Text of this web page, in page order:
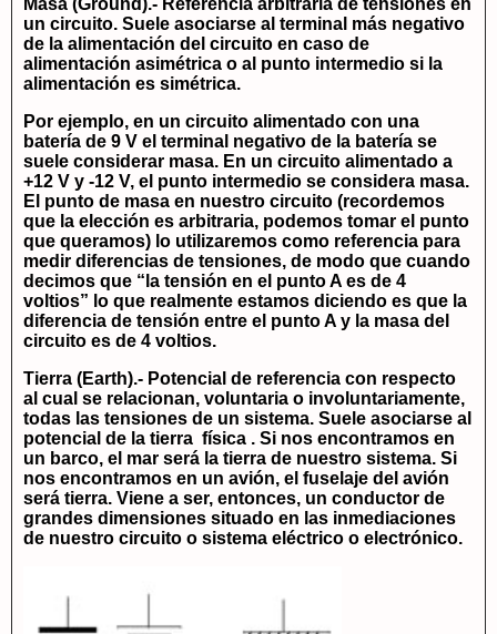
Masa (Ground).- Referencia arbitraria de tensiones en
un circuito. Suele asociarse al terminal más negativo
de la alimentación del circuito en caso de
alimentación asimétrica o al punto intermedio si la
alimentación es simétrica.
Por ejemplo, en un circuito alimentado con una
batería de 9 V el terminal negativo de la batería se
suele considerar masa. En un circuito alimentado a
+12 V y -12 V, el punto intermedio se considera masa.
El punto de masa en nuestro circuito (recordemos
que la elección es arbitraria, podemos tomar el punto
que queramos) lo utilizaremos como referencia para
medir diferencias de tensiones, de modo que cuando
decimos que “la tensión en el punto A es de 4
voltios” lo que realmente estamos diciendo es que la
diferencia de tensión entre el punto A y la masa del
circuito es de 4 voltios.
Tierra (Earth).- Potencial de referencia con respecto
al cual se relacionan, voluntaria o involuntariamente,
todas las tensiones de un sistema. Suele asociarse al
potencial de la tierra física . Si nos encontramos en
un barco, el mar será la tierra de nuestro sistema. Si
nos encontramos en un avión, el fuselaje del avión
será tierra. Viene a ser, entonces, un conductor de
grandes dimensiones situado en las inmediaciones
de nuestro circuito o sistema eléctrico o electrónico.